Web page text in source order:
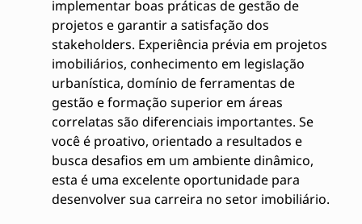
implementar boas práticas de gestão de
projetos e garantir a satisfação dos
stakeholders. Experiência prévia em projetos
imobiliários, conhecimento em legislação
urbanística, domínio de ferramentas de
gestão e formação superior em áreas
correlatas são diferenciais importantes. Se
você é proativo, orientado a resultados e
busca desafios em um ambiente dinâmico,
esta é uma excelente oportunidade para
desenvolver sua carreira no setor imobiliário.